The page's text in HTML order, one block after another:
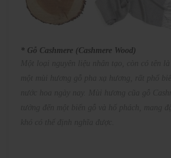
* Gỗ Cashmere (Cashmere Wood)